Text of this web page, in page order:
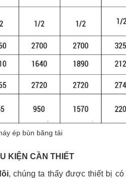
ép bùn băng tải
KIỆN CẦN THIẾT
, chúng ta thấy được thiết bị